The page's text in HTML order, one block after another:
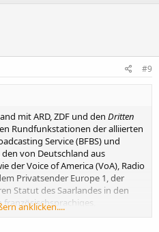
#9
mit ARD, ZDF und den Dritten
Rundfunkstationen der alliierten
Service (BFBS) und
von Deutschland aus
der Voice of America (VoA), Radio
Privatsender Europe 1, der
Statut des Saarlandes in den
Berus ausstrahlt – nur
anklicken....